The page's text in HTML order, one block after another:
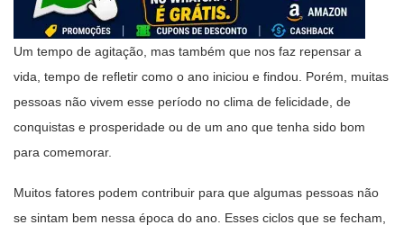
Um tempo de agitação, mas também que nos faz repensar a
vida, tempo de refletir como o ano iniciou e findou. Porém, muitas
pessoas não vivem esse período no clima de felicidade, de
conquistas e prosperidade ou de um ano que tenha sido bom
para comemorar.
Muitos fatores podem contribuir para que algumas pessoas não
se sintam bem nessa época do ano. Esses ciclos que se fecham,